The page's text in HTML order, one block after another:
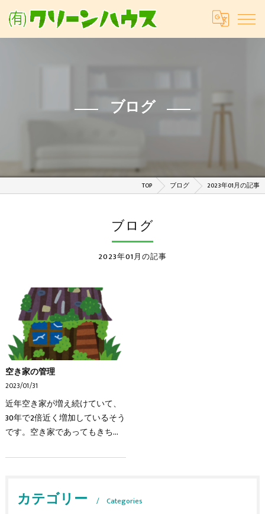
ブログ
TOP ブログ 2023年01月の記事
ブログ
2023年01月の記事
空き家の管理
2023/01/31
近年空き家が増え続けていて、
30年で2倍近く増加しているそう
です。空き家であってもきちん
せんがそうでない場合は様々な
臭・倒壊の恐れ・不法侵…
カテゴリー Categories